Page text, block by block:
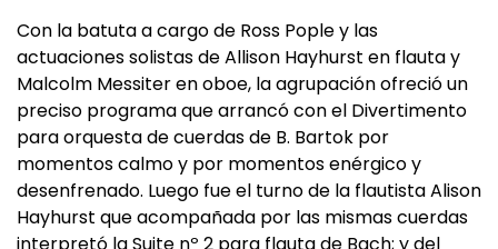
Con la batuta a cargo de Ross Pople y las
actuaciones solistas de Allison Hayhurst en flauta y
Malcolm Messiter en oboe, la agrupación ofreció un
preciso programa que arrancó con el Divertimento
para orquesta de cuerdas de B. Bartok por
momentos calmo y por momentos enérgico y
desenfrenado. Luego fue el turno de la flautista Alison
Hayhurst que acompañada por las mismas cuerdas